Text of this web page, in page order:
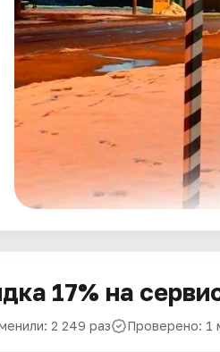
17% на
2 249 раз Проверено: 1